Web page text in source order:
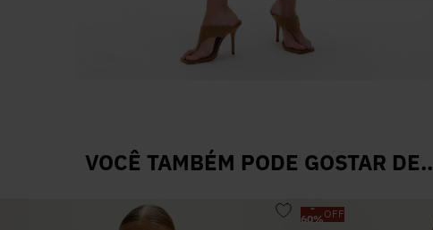
VOCÊ TAMBÉM PODE GOSTAR DE..
-
60%OFF